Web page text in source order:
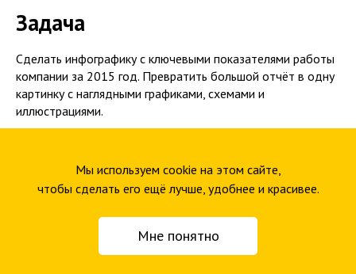
Задача
Сделать инфографику с ключевыми показателями работы
компании за 2015 год. Превратить большой отчёт в одну
картинку с наглядными графиками, схемами и
иллюстрациями.
Что получилось
Мы используем cookie на этом сайте,
чтобы сделать его ещё лучше, удобнее и красивее.
Мне понятно